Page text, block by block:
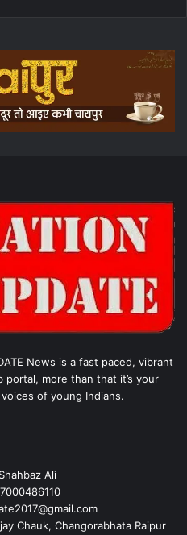
News is a fast paced, vibrant
portal, more than that it’s your
of young Indians.
Shahbaz Ali
7000486110
Chauk, Changorabhata Raipur